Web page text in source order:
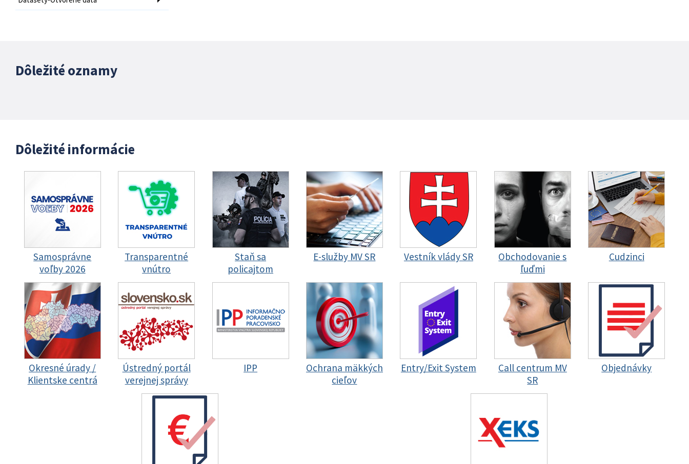
Dôležité oznamy
Dôležité informácie
Samosprávne
voľby 2026
Transparentné
vnútro
Staň sa
policajtom
E-služby MV SR Vestník vlády SR
Obchodovanie s
ľuďmi
Cudzinci
Okresné úrady /
Klientske centrá
Ústredný portál
verejnej správy
IPP
Ochrana mäkkých
cieľov
Entry/Exit System
Call centrum MV
SR
Objednávky